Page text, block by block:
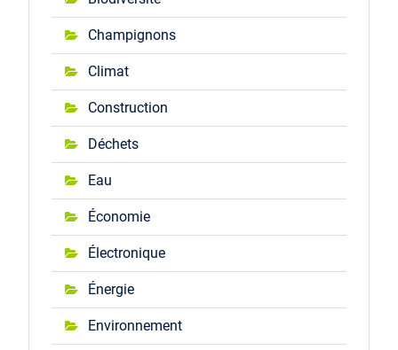
Champignons
Climat
Construction
Déchets
Eau
Économie
Électronique
Énergie
Environnement